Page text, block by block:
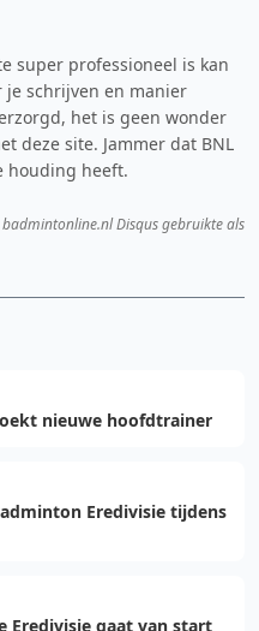
super professioneel is kan
je schrijven en manier
het is geen wonder
deze site. Jammer dat BNL
houding heeft.
Disqus gebruikte als
nieuwe hoofdtrainer
Eredivisie tijdens
Eredivisie gaat van start